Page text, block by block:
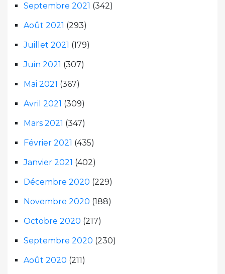
Septembre 2021 (342)
Août 2021 (293)
Juillet 2021 (179)
Juin 2021 (307)
Mai 2021 (367)
Avril 2021 (309)
Mars 2021 (347)
Février 2021 (435)
Janvier 2021 (402)
Décembre 2020 (229)
Novembre 2020 (188)
Octobre 2020 (217)
Septembre 2020 (230)
Août 2020 (211)